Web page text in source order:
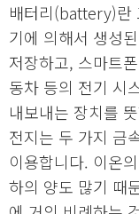
배터리(battery)란
기에 의해서 생성
저장하고, 스마트
동차 등의 전기 시
내보내는 장치를
전지는 두 가지 금
이용합니다. 이온
하의 양도 많기 때